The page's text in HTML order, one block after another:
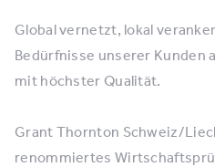
Global vernetzt, lokal
Bedürfnisse unserer
mit höchster Qualität.
Grant Thornton Schweiz/
renommiertes